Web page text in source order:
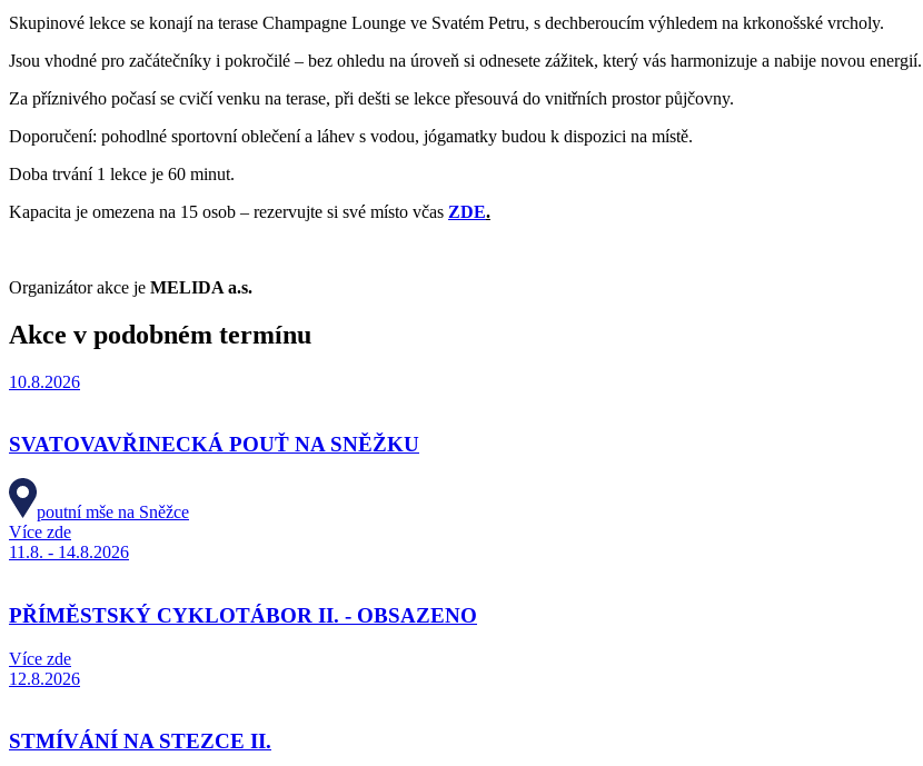
Skupinové lekce se konají na terase Champagne Lounge ve Svatém Petru, s dechberoucím výhledem na krkonošské vrcholy.
Jsou vhodné pro začátečníky i pokročilé – bez ohledu na úroveň si odnesete zážitek, který vás harmonizuje a nabije novou energií.
Za příznivého počasí se cvičí venku na terase, při dešti se lekce přesouvá do vnitřních prostor půjčovny.
Doporučení: pohodlné sportovní oblečení a láhev s vodou, jógamatky budou k dispozici na místě.
Doba trvání 1 lekce je 60 minut.
Kapacita je omezena na 15 osob – rezervujte si své místo včas ZDE.
Organizátor akce je MELIDA a.s.
Akce v podobném termínu
10.8.2026
SVATOVAVŘINECKÁ POUŤ NA SNĚŽKU
poutní mše na Sněžce
Více zde
11.8. - 14.8.2026
PŘÍMĚSTSKÝ CYKLOTÁBOR II. - OBSAZENO
Více zde
12.8.2026
STMÍVÁNÍ NA STEZCE II.